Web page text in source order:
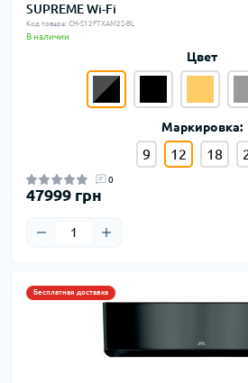
SUPREME Wi-Fi
Код товара: CH-S12FTXAM2S-BL
В наличии
Цвет
Маркировка:
9 12 18
0
47999 грн
Бесплатная доставка